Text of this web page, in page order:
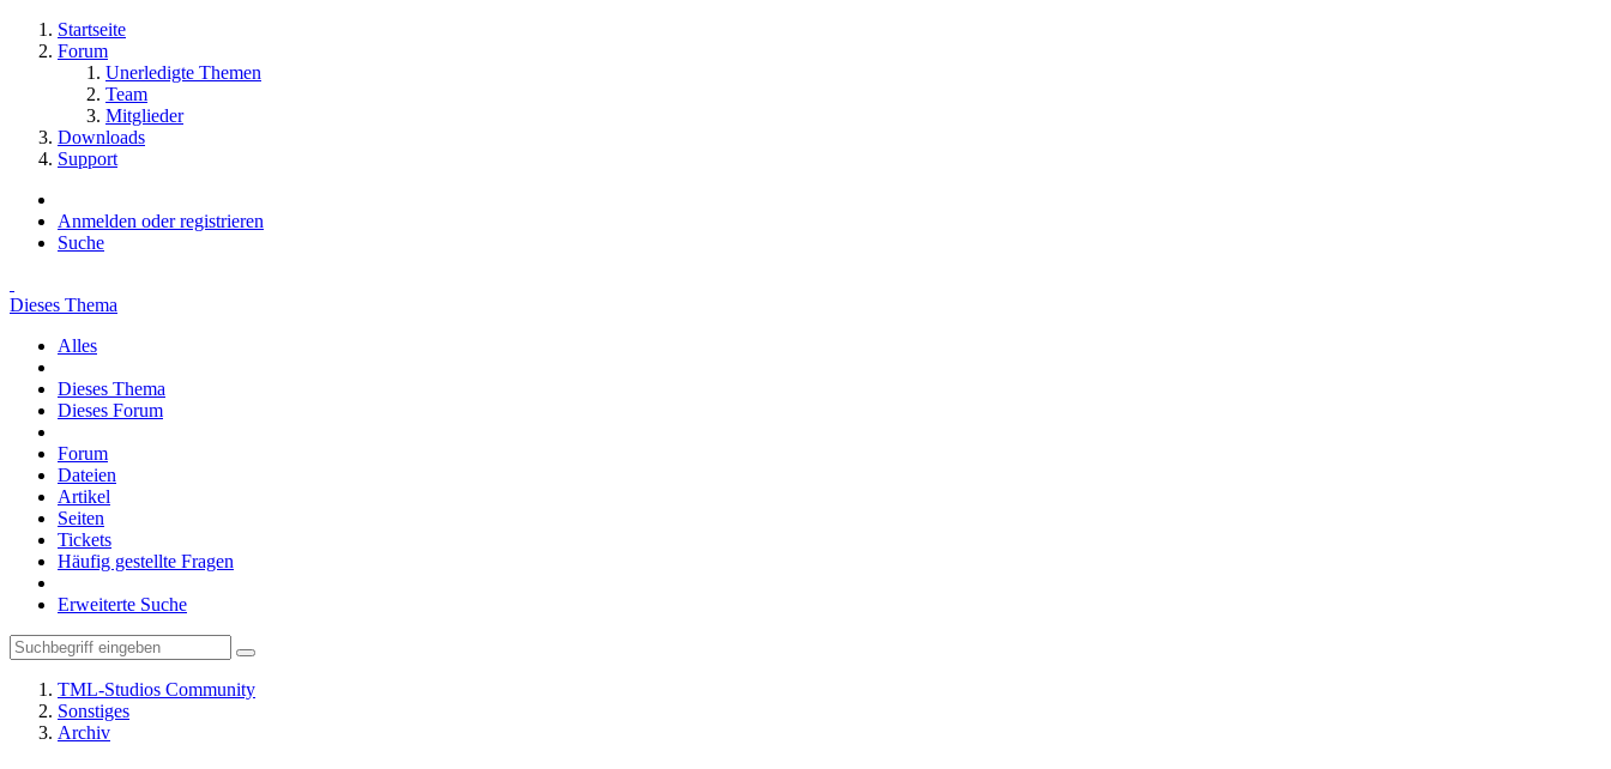
Startseite
Forum
Unerledigte Themen
Team
Mitglieder
Downloads
Support
Anmelden oder registrieren
Suche
Dieses Thema
Alles
Dieses Thema
Dieses Forum
Forum
Dateien
Artikel
Seiten
Tickets
Häufig gestellte Fragen
Erweiterte Suche
TML-Studios Community
Sonstiges
Archiv